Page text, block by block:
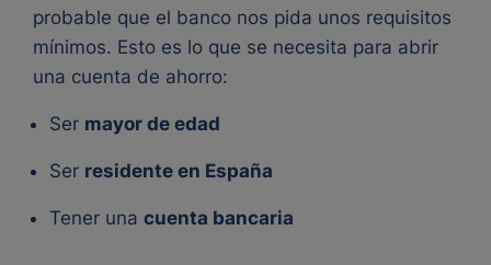
probable que el banco nos pida unos requisitos
mínimos. Esto es lo que se necesita para abrir
una cuenta de ahorro:
Ser mayor de edad
Ser residente en España
Tener una cuenta bancaria